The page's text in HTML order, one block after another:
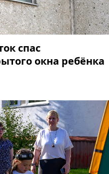
спас
окна ребёнка